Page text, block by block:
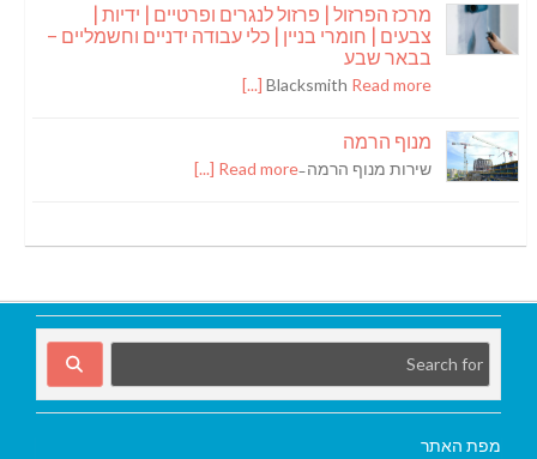
מרכז הפרזול | פרזול לנגרים ופרטיים | ידיות |
צבעים | חומרי בניין | כלי עבודה ידניים וחשמליים –
בבאר שבע
Blacksmith Read more [...]
מנוף הרמה
שירות מנוף הרמה ̵Read more [...]
מפת האתר